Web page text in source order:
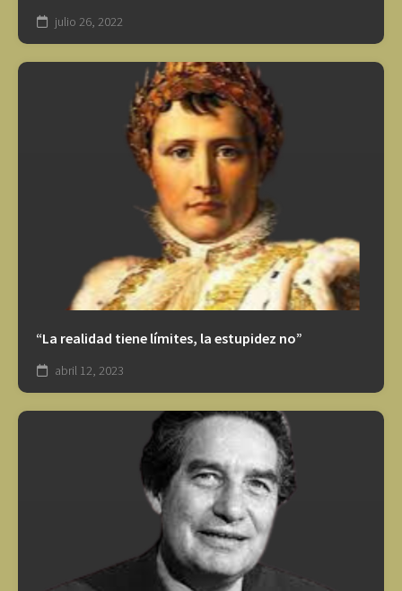
julio 26, 2022
“La realidad tiene límites, la estupidez no”
abril 12, 2023